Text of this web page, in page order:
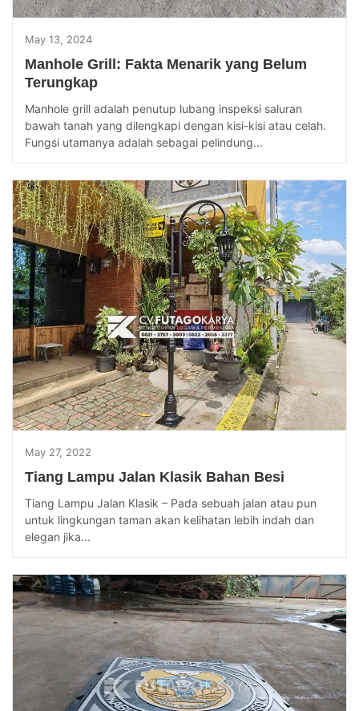
May 13, 2024
Manhole Grill: Fakta Menarik yang Belum
Terungkap
Manhole grill adalah penutup lubang inspeksi saluran
bawah tanah yang dilengkapi dengan kisi-kisi atau celah.
Fungsi utamanya adalah sebagai pelindung...
May 27, 2022
Tiang Lampu Jalan Klasik Bahan Besi
Tiang Lampu Jalan Klasik – Pada sebuah jalan atau pun
untuk lingkungan taman akan kelihatan lebih indah dan
elegan jika...